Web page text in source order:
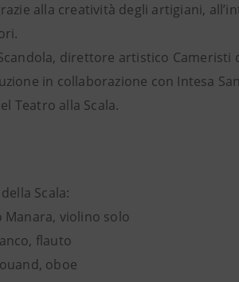
alla creatività degli artigiani,
direttore artistico Cameristi
in collaborazione con Intesa
Teatro alla Scala.
Scala:
Manara, violino solo
flauto
oboe